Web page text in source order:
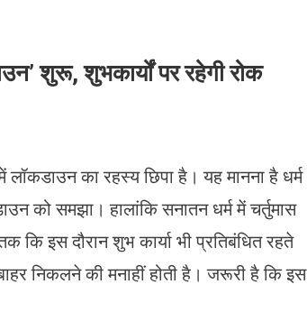
शुरू, शुभकार्यों पर रहेगी रोक
लॉकडाउन का रहस्य छिपा है। यह मानना है धर्म
को समझा। हालांकि सनातन धर्म में चर्तुमास
कि इस दौरान शुभ कार्या भी प्रतिबंधित रहते
निकलने की मनाहीं होती है। जरूरी है कि इस